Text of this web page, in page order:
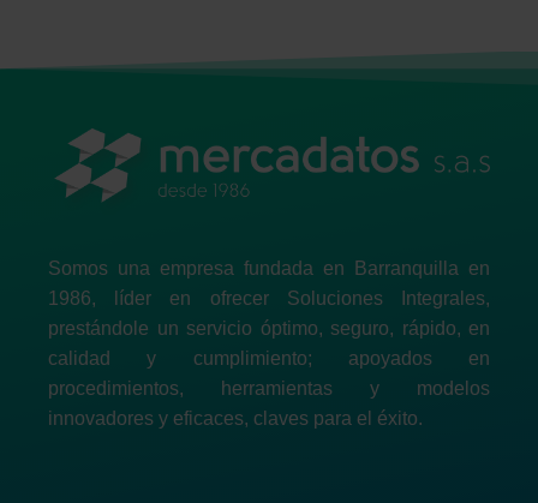
Somos una empresa fundada en Barranquilla en
1986, líder en ofrecer Soluciones Integrales,
prestándole un servicio óptimo, seguro, rápido, en
calidad y cumplimiento; apoyados en
procedimientos, herramientas y modelos
innovadores y eficaces, claves para el éxito.